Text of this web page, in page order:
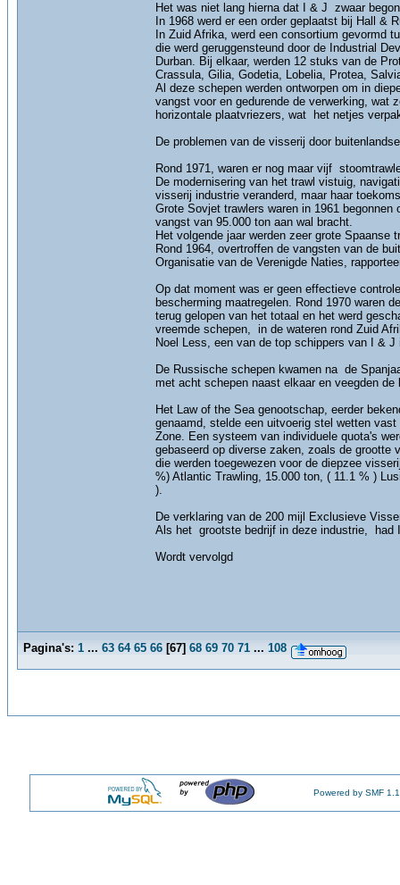
Het was niet lang hierna dat I & J zwaar
In 1968 werd er een order geplaatst bij Hall &
In Zuid Afrika, werd een consortium gevormd
die werd geruggensteund door de Industrial
Durban. Bij elkaar, werden 12 stuks van de
Crassula, Gilia, Godetia, Lobelia, Protea,
Al deze schepen werden ontworpen om in
vangst voor en gedurende de verwerking, wat
horizontale plaatvriezers, wat het netjes
De problemen van de visserij door
Rond 1971, waren er nog maar vijf
De modernisering van het trawl vistuig,
visserij industrie veranderd, maar haar
Grote Sovjet trawlers waren in 1961
vangst van 95.000 ton aan wal bracht.
Het volgende jaar werden zeer grote Spaanse
Rond 1964, overtroffen de vangsten van de
Organisatie van de Verenigde Naties,
Op dat moment was er geen effectieve
bescherming maatregelen. Rond 1970 waren
terug gelopen van het totaal en het werd
vreemde schepen, in de wateren rond Zuid
Noel Less, een van de top schippers van I &
De Russische schepen kwamen na de
met acht schepen naast elkaar en veegden
Het Law of the Sea genootschap, eerder
genaamd, stelde een uitvoerig stel wetten
Zone. Een systeem van individuele quota's
gebaseerd op diverse zaken, zoals de grootte
die werden toegewezen voor de diepzee
%) Atlantic Trawling, 15.000 ton, ( 11.1 % )
).
De verklaring van de 200 mijl Exclusieve
Als het grootste bedrijf in deze industrie, had
Wordt vervolgd
Pagina's: 1 ... 63 64 65 66 [67] 68 69 70 71 ... 108
Powered by SMF